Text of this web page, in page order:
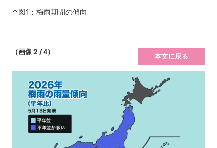
↑図1：梅雨期間の傾向
（画像 2 / 4）
本文に戻る